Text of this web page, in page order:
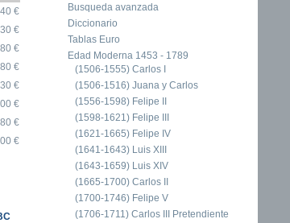
€
€
80 €
€
€
€
80 €
€
Busqueda avanzada
Diccionario
Tablas Euro
Edad Moderna 1453 - 1789
(1506-1555) Carlos I
(1506-1516) Juana y Carlos
(1556-1598) Felipe II
(1598-1621) Felipe III
(1621-1665) Felipe IV
(1641-1643) Luis XIII
(1643-1659) Luis XIV
(1665-1700) Carlos II
(1700-1746) Felipe V
(1706-1711) Carlos III Pretendiente